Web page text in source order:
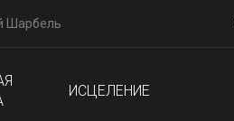
Шарбель
ИСЦЕЛЕНИЕ